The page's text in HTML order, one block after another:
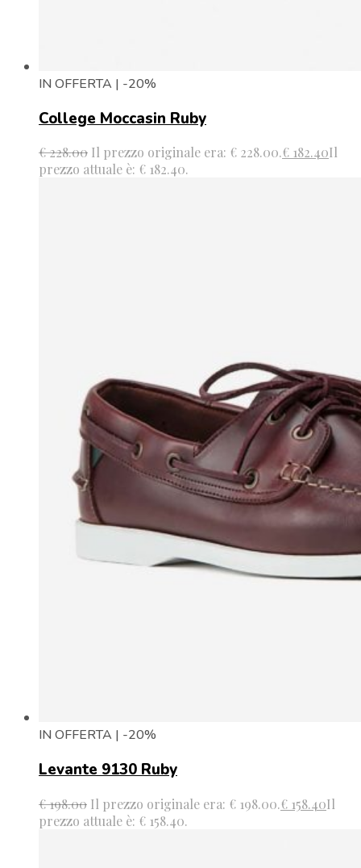
IN OFFERTA | -20%
College Moccasin Ruby
€228.00 Il prezzo originale era: € 228.00.€ 182.40Il
prezzo attuale è: € 182.40.
IN OFFERTA | -20%
Levante 9130 Ruby
€198.00 Il prezzo originale era: € 198.00.€ 158.40Il
prezzo attuale è: € 158.40.